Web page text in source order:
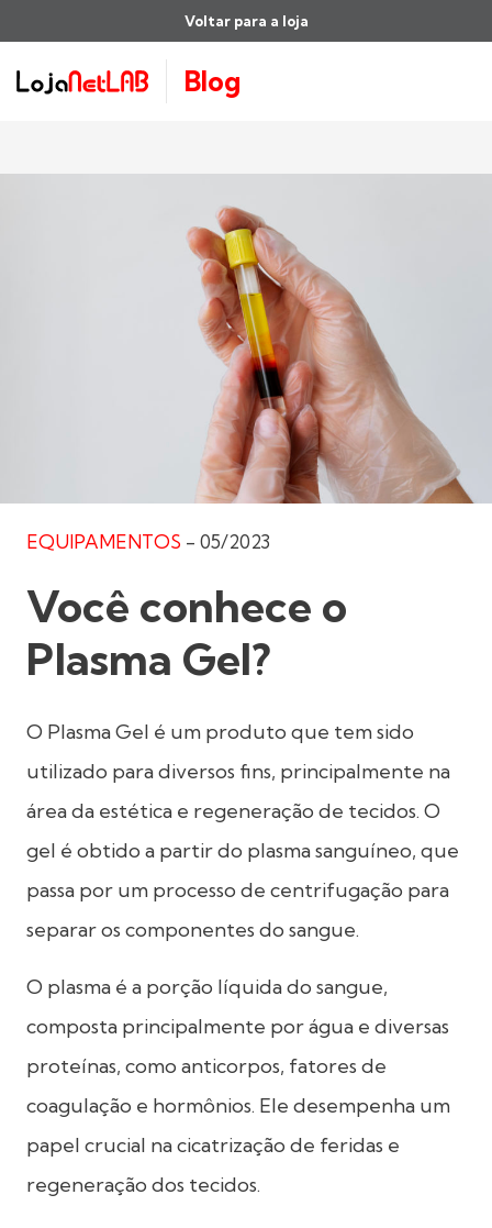
Voltar para a loja
Blog
EQUIPAMENTOS - 05/2023
Você conhece o
Plasma Gel?
O Plasma Gel é um produto que tem sido
utilizado para diversos fins, principalmente na
área da estética e regeneração de tecidos. O
gel é obtido a partir do plasma sanguíneo, que
passa por um processo de centrifugação para
separar os componentes do sangue.
O plasma é a porção líquida do sangue,
composta principalmente por água e diversas
proteínas, como anticorpos, fatores de
coagulação e hormônios. Ele desempenha um
papel crucial na cicatrização de feridas e
regeneração dos tecidos.